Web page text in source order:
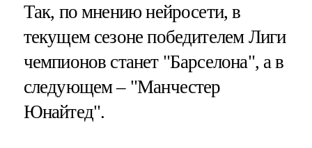
Так, по мнению нейросети, в
текущем сезоне победителем Лиги
чемпионов станет "Барселона", а в
следующем – "Манчестер
Юнайтед".